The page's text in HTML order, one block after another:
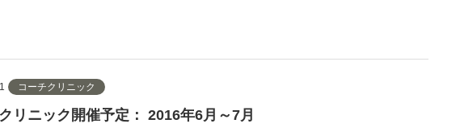
コーチクリニック
リニック開催予定： 2016年6月～7月